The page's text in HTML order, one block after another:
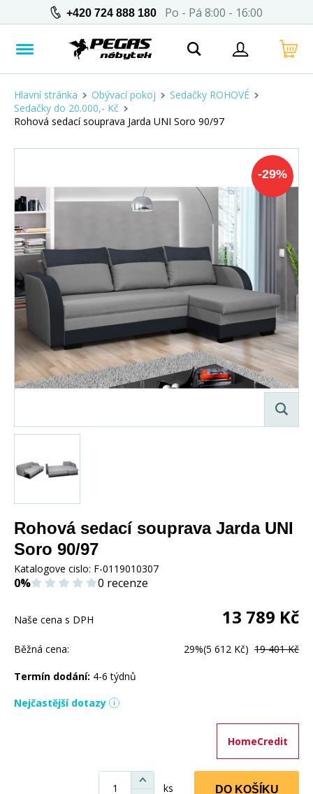
+420 724 888 180 Po - Pá 8:00 - 16:00
Hlavní stránka Obývací pokoj
Sedačky ROHOVÉ
Sedačky do 20.000,- Kč
Rohová sedací souprava Jarda UNI Soro 90/97
-29%
Rohová sedací souprava Jarda UNI
Soro 90/97
Katalogove cislo: F-0119010307
0% 0 recenze
Naše cena s DPH 13 789 Kč
Běžná cena: 29%(5 612 Kč) 19 401 Kč
Termín dodání: 4-6 týdnů
Nejčastější dotazy
HomeCredit
ks DO KOŠÍKU